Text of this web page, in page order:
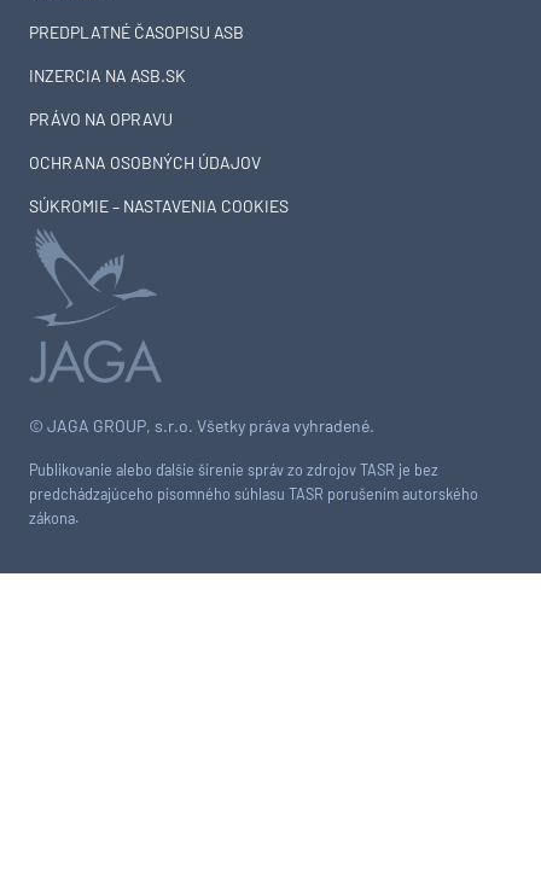
© JAGA GROUP, s.r.o. Všetky práva vyhradené.
Publikovanie alebo ďalšie šírenie správ zo zdrojov TASR je bez
predchádzajúceho písomného súhlasu TASR porušením autorského
zákona.
PREDPLATNÉ ČASOPISU ASB
INZERCIA NA ASB.SK
PRÁVO NA OPRAVU
OCHRANA OSOBNÝCH ÚDAJOV
SÚKROMIE – NASTAVENIA COOKIES